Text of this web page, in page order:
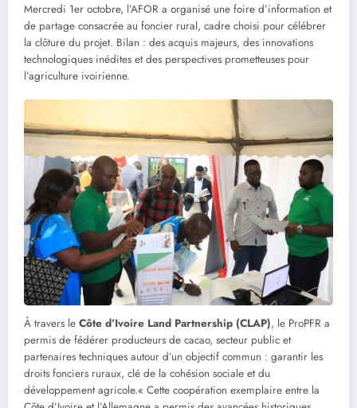
Mercredi 1er octobre, l’AFOR a organisé une foire d’information et
de partage consacrée au foncier rural, cadre choisi pour célébrer
la clôture du projet. Bilan : des acquis majeurs, des innovations
technologiques inédites et des perspectives prometteuses pour
l’agriculture ivoirienne.
À travers le Côte d’Ivoire Land Partnership (CLAP), le ProPFR a
permis de fédérer producteurs de cacao, secteur public et
partenaires techniques autour d’un objectif commun : garantir les
droits fonciers ruraux, clé de la cohésion sociale et du
développement agricole.« Cette coopération exemplaire entre la